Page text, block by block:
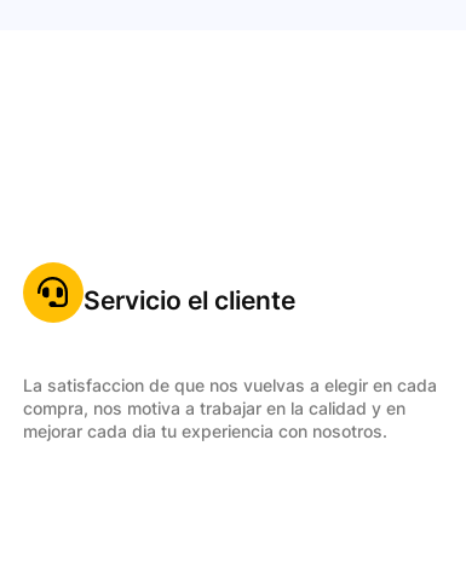
Servicio el cliente
La satisfaccion de que nos vuelvas a elegir en cada
compra, nos motiva a trabajar en la calidad y en
mejorar cada dia tu experiencia con nosotros.